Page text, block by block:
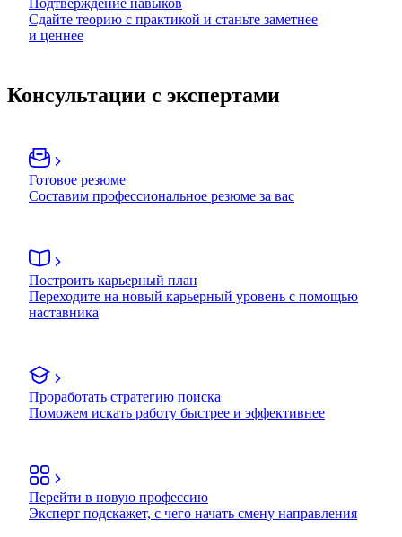
Сдайте теорию с практикой и станьте заметнее
и ценнее
Консультации с экспертами
Готовое резюме
Составим профессиональное резюме за вас
Построить карьерный план
Переходите на новый карьерный уровень с помощью
наставника
Проработать стратегию поиска
Поможем искать работу быстрее и эффективнее
Перейти в новую профессию
Эксперт подскажет, с чего начать смену направления